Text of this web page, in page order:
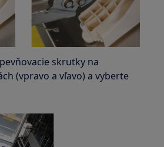
skrutky na
(vpravo a vľavo) a vyberte